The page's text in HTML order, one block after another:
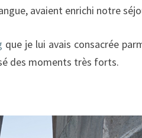
avaient enrichi notre
que je lui avais consacrée
des moments très forts.